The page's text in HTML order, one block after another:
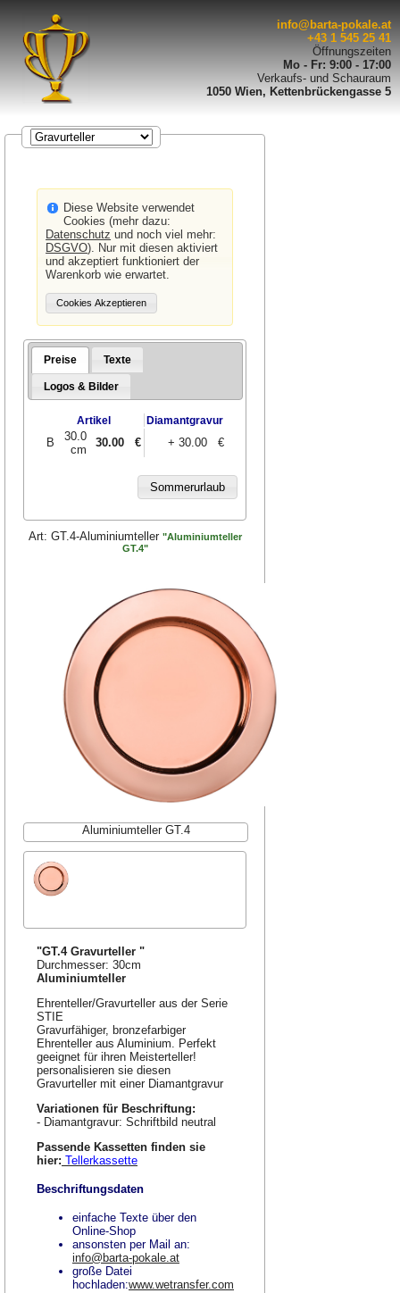
info@barta-pokale.at
+43 1 545 25 41
Öffnungszeiten
Mo - Fr: 9:00 - 17:00
Verkaufs- und Schauraum
1050 Wien, Kettenbrückengasse 5
Diese Website verwendet
Cookies (mehr dazu:
Datenschutz und noch viel mehr:
DSGVO). Nur mit diesen aktiviert
und akzeptiert funktioniert der
Warenkorb wie erwartet.
Preise Texte
Logos & Bilder
Artikel Diamantgravur
B
30.0
cm
30.00 € + 30.00 €
Art: GT.4-Aluminiumteller "Aluminiumteller
GT.4"
Aluminiumteller GT.4
"GT.4 Gravurteller "
Durchmesser: 30cm
Aluminiumteller
Ehrenteller/Gravurteller aus der Serie
STIE
Gravurfähiger, bronzefarbiger
Ehrenteller aus Aluminium. Perfekt
geeignet für ihren Meisterteller!
personalisieren sie diesen
Gravurteller mit einer Diamantgravur
Variationen für Beschriftung:
- Diamantgravur: Schriftbild neutral
Passende Kassetten finden sie
hier: Tellerkassette
Beschriftungsdaten
einfache Texte über den
Online-Shop
ansonsten per Mail an:
info@barta-pokale.at
große Datei
hochladen:www.wetransfer.com